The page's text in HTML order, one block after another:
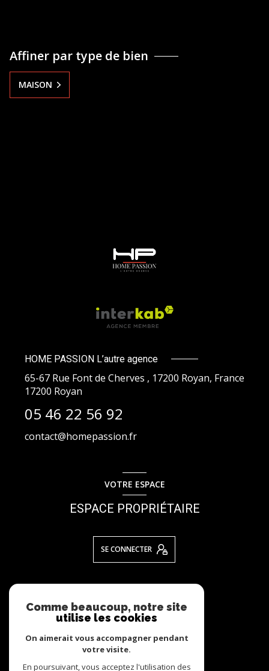
Affiner par type de bien
MAISON
HOME PASSION L’autre agence
65-67 Rue Font de Cherves , 17200 Royan, France
17200 Royan
05 46 22 56 92
contact@homepassion.fr
VOTRE ESPACE
ESPACE PROPRIÉTAIRE
SE CONNECTER
NOUS SUIVRE
Comme beaucoup, notre site
utilise les cookies
On aimerait vous accompagner pendant
votre visite.
En poursuivant, vous acceptez l'utilisation des